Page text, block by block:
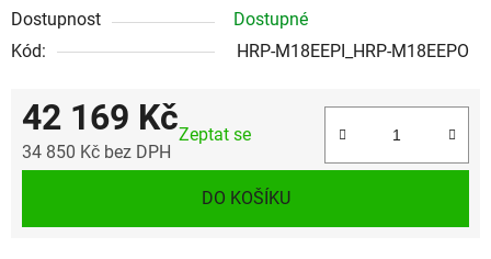
Dostupnost
Dostupné
Kód:
HRP-M18EEPI_HRP-M18EEPO
42 169 Kč
34 850 Kč bez DPH
Zeptat se
DO KOŠÍKU